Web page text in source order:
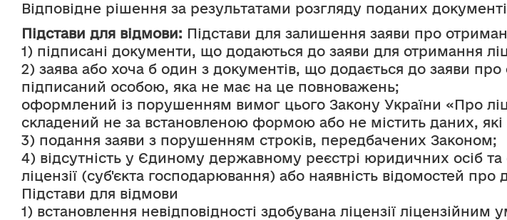
Відповідне рішення за результатами розгляду поданих
Підстави для відмови: Підстави для залишення заяви про
1) підписані документи, що додаються до заяви для отримання
2) заява або хоча б один з документів, що додається до заяви про
підписаний особою, яка не має на це повноважень;
оформлений із порушенням вимог цього Закону України «Про
складений не за встановленою формою або не містить даних, які
3) подання заяви з порушенням строків, передбачених Законом;
4) відсутність у Єдиному державному реєстрі юридичних осіб
ліцензії (суб'єкта господарювання) або наявність відомостей
Підстави для відмови
1) встановлення невідповідності здобувана ліцензії